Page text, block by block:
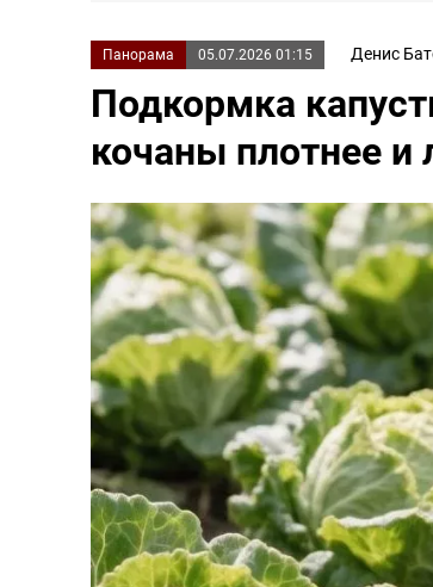
Панорама 05.07.2026 01:15 Денис
Подкормка
кочаны плотнее и